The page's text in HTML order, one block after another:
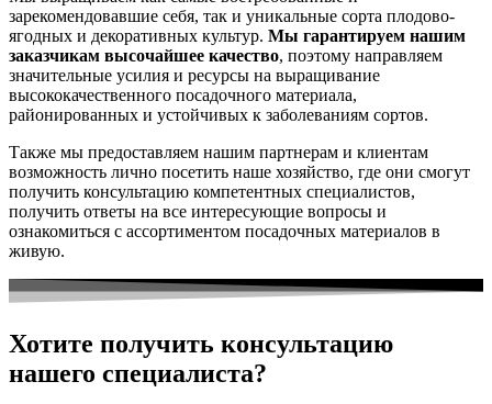
зарекомендовавшие себя, так и уникальные сорта плодово-
ягодных и декоративных культур. Мы гарантируем нашим
заказчикам высочайшее качество, поэтому направляем
значительные усилия и ресурсы на выращивание
высококачественного посадочного материала,
районированных и устойчивых к заболеваниям сортов.
Также мы предоставляем нашим партнерам и клиентам
возможность лично посетить наше хозяйство, где они смогут
получить консультацию компетентных специалистов,
получить ответы на все интересующие вопросы и
ознакомиться с ассортиментом посадочных материалов в
живую.
Хотите получить консультацию
нашего специалиста?